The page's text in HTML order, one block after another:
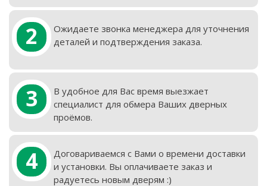
2
Ожидаете звонка менеджера для уточнения
деталей и подтверждения заказа.
3
В удобное для Вас время выезжает
специалист для обмера Ваших дверных
проёмов.
4
Договариваемся с Вами о времени доставки
и установки. Вы оплачиваете заказ и
радуетесь новым дверям :)